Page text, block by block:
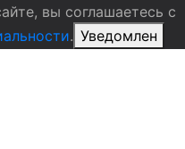
вы соглашаетесь с
. Уведомлен